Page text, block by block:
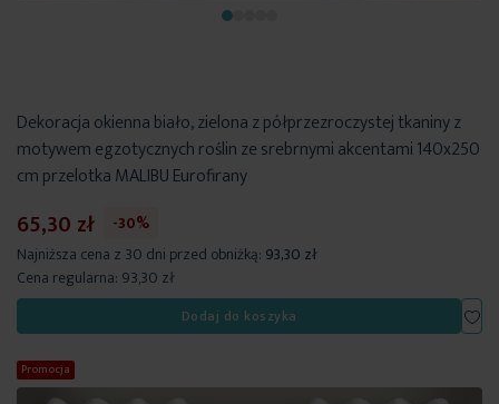
Dekoracja okienna biało, zielona z półprzezroczystej tkaniny z
motywem egzotycznych roślin ze srebrnymi akcentami 140x250
cm przelotka MALIBU Eurofirany
65,30 zł
-30%
Najniższa cena z 30 dni przed obniżką: 93,30 zł
Cena regularna: 93,30 zł
Dodaj do koszyka
Promocja